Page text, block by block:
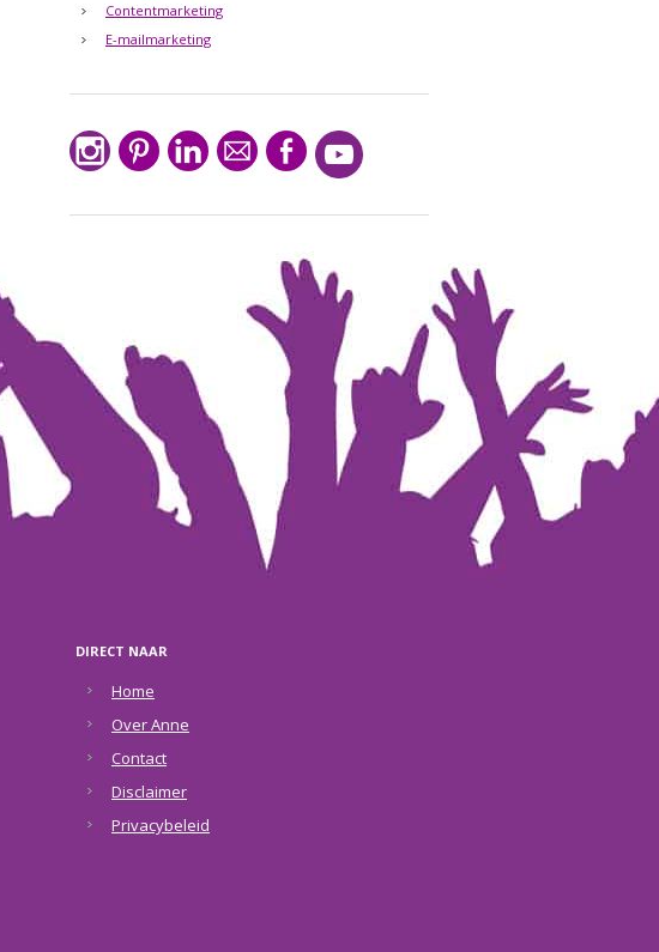
Contentmarketing
E-mailmarketing
DIRECT NAAR
Home
Over Anne
Contact
Disclaimer
Privacybeleid